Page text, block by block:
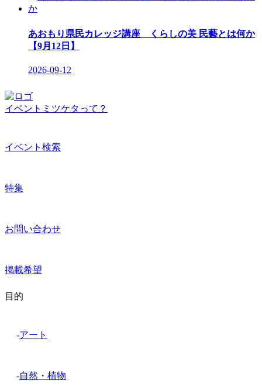
あおもり県民カレッジ講座 くらしの美 民藝とは何か
【9月12日】
2026-09-12
イベントミツケタって？
イベント検索
特集
お問い合わせ
掲載希望
目的
-アート
-自然・植物